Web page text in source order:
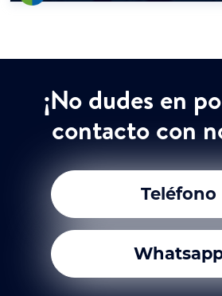
¡No dudes en
contacto con
Teléfono